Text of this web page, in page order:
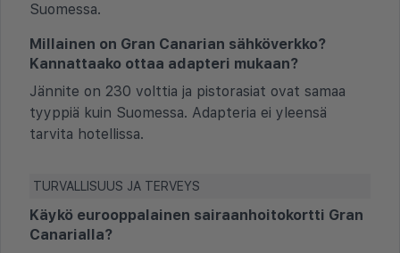
Suomessa.
Millainen on Gran Canarian sähköverkko?
Kannattaako ottaa adapteri mukaan?
Jännite on 230 volttia ja pistorasiat ovat samaa
tyyppiä kuin Suomessa. Adapteria ei yleensä
tarvita hotellissa.
TURVALLISUUS JA TERVEYS
Käykö eurooppalainen sairaanhoitokortti Gran
Canarialla?